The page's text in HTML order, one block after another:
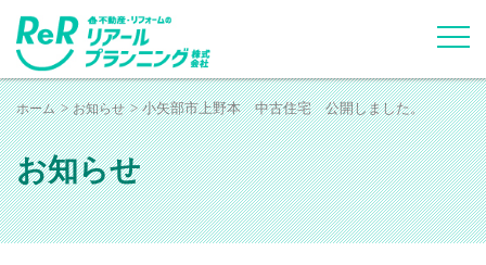
ホーム お知らせ 小矢部市上野本 中古住宅 公開しました。
お知らせ